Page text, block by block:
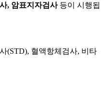
, 암표지자검사등이 시행됩
(STD), 혈액항체검사, 비타